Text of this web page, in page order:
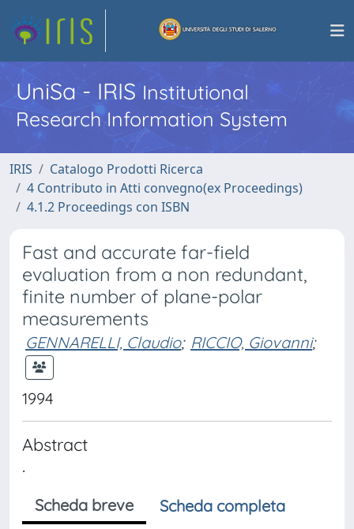
UniSa - IRISInstitutional
Research Information System
IRIS
Catalogo Prodotti Ricerca
4 Contributo in Atti convegno(ex Proceedings)
4.1.2 Proceedings con ISBN
Fast and accurate far-field
evaluation from a non redundant,
finite number of plane-polar
measurements
GENNARELLI, Claudio; RICCIO, Giovanni;
1994
Abstract
.
Scheda breve
Scheda completa